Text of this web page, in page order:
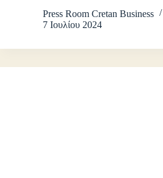
Press Room Cretan Business
7 Ιουλίου 2024